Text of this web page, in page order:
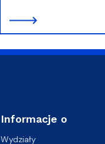
Informacje o
Wydziały